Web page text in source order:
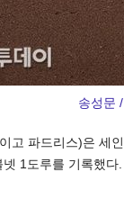
송성문
고 파드리스)은 세
1도루를 기록했다.